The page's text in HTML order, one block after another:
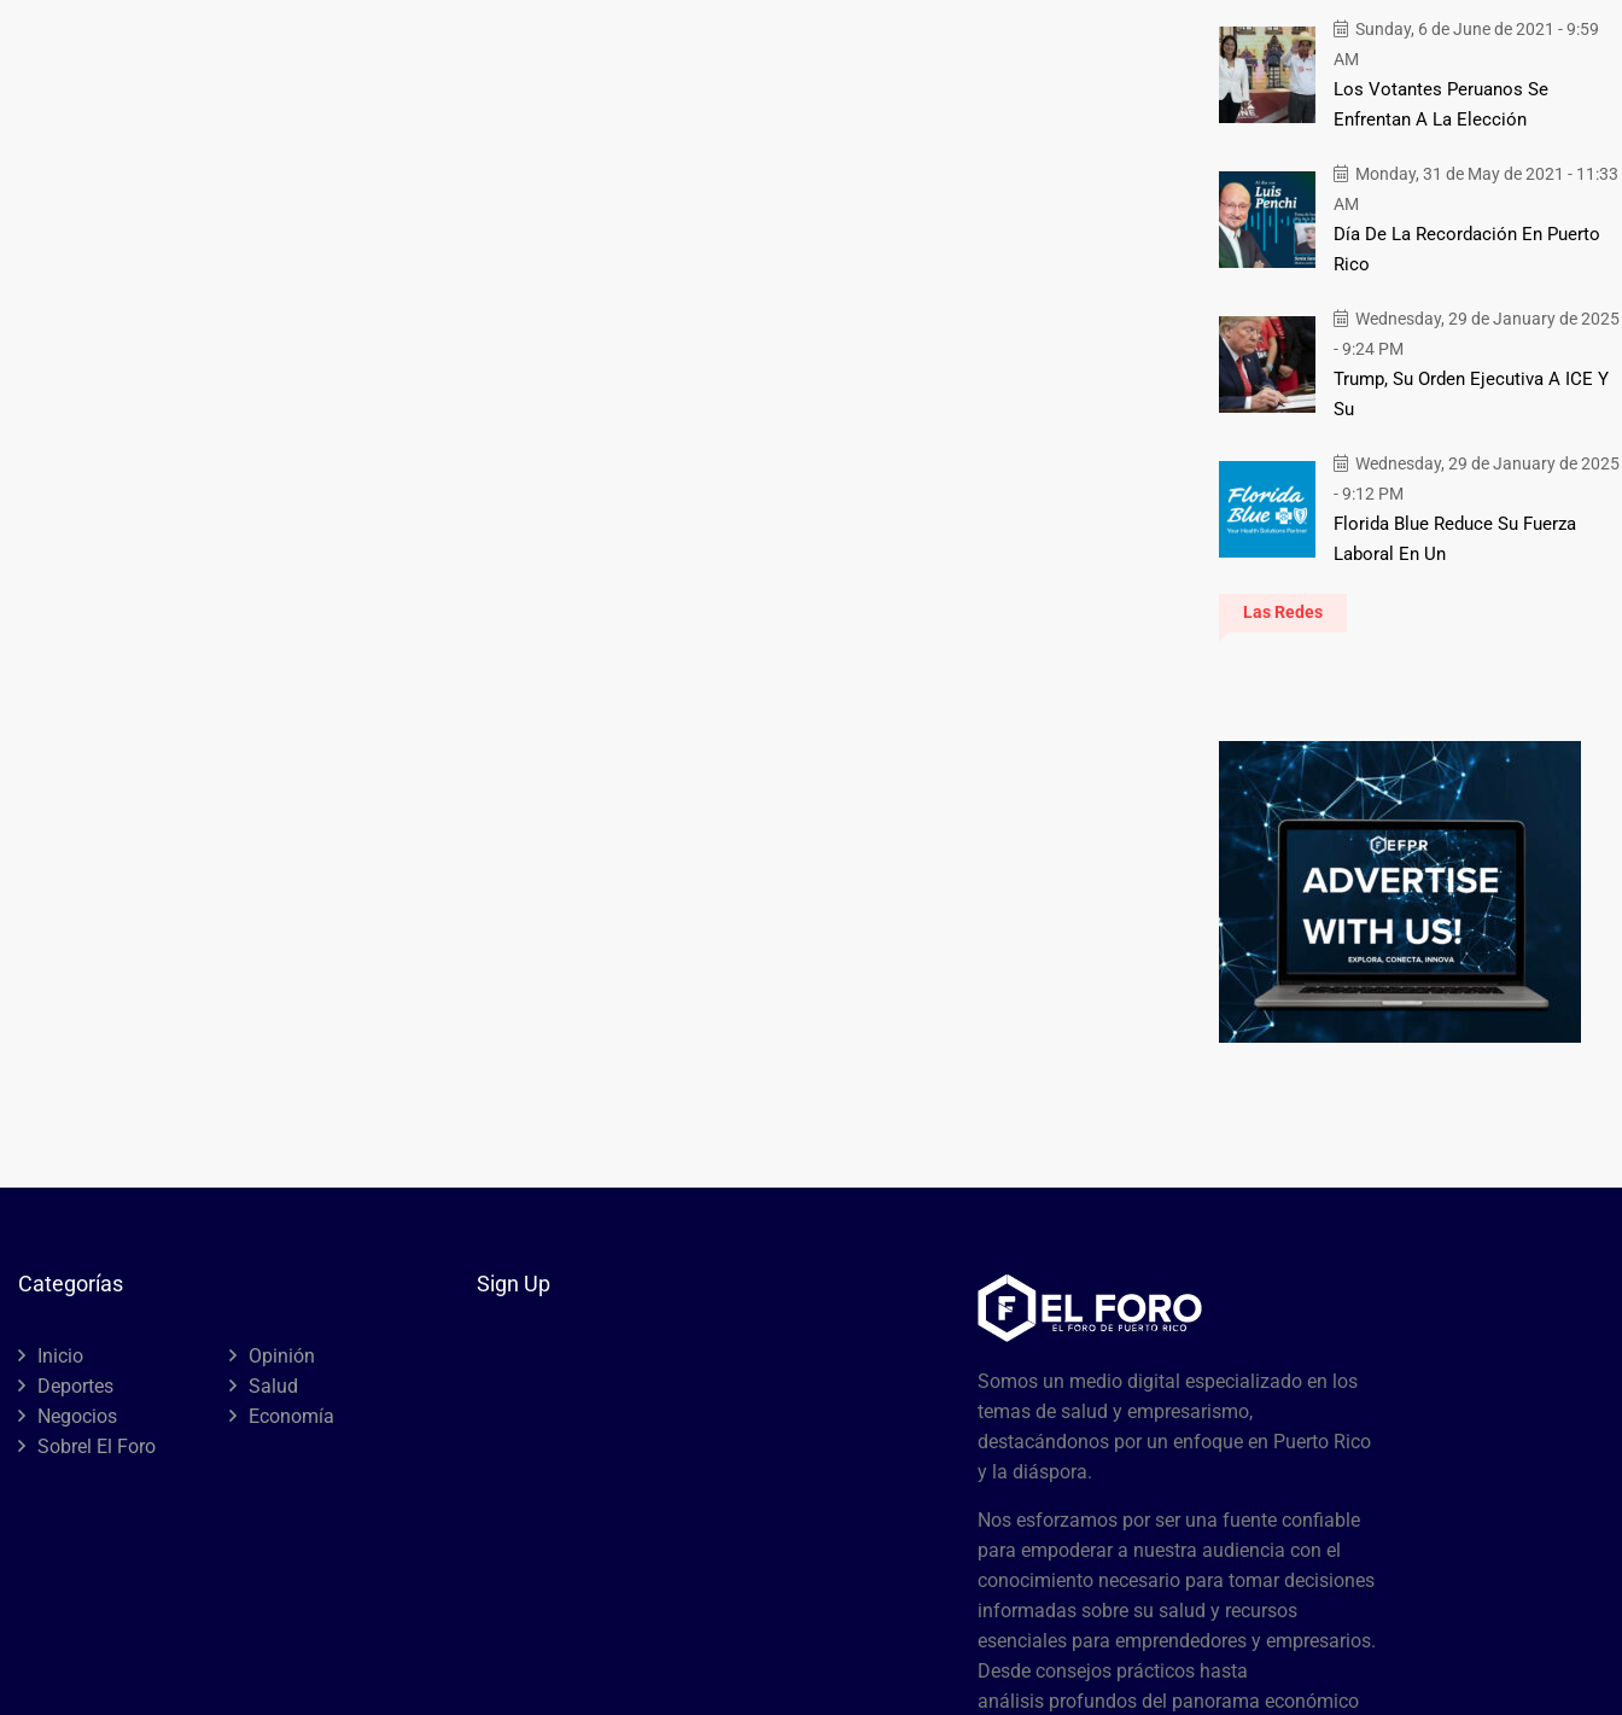
Sunday, 6 de June de 2021 - 9:59
AM
Los Votantes Peruanos Se
Enfrentan A La Elección
Monday, 31 de May de 2021 - 11:33
AM
Día De La Recordación En Puerto
Rico
Wednesday, 29 de January de 2025
- 9:24 PM
Trump, Su Orden Ejecutiva A ICE Y
Su
Wednesday, 29 de January de 2025
- 9:12 PM
Florida Blue Reduce Su Fuerza
Laboral En Un
Las Redes
Categorías
Inicio
Opinión
Deportes
Salud
Negocios
Economía
Sobrel El Foro
Sign Up
Somos un medio digital especializado en los
temas de salud y empresarismo,
destacándonos por un enfoque en Puerto Rico
y la diáspora.
Nos esforzamos por ser una fuente confiable
para empoderar a nuestra audiencia con el
conocimiento necesario para tomar decisiones
informadas sobre su salud y recursos
esenciales para emprendedores y empresarios.
Desde consejos prácticos hasta
análisis profundos del panorama económico